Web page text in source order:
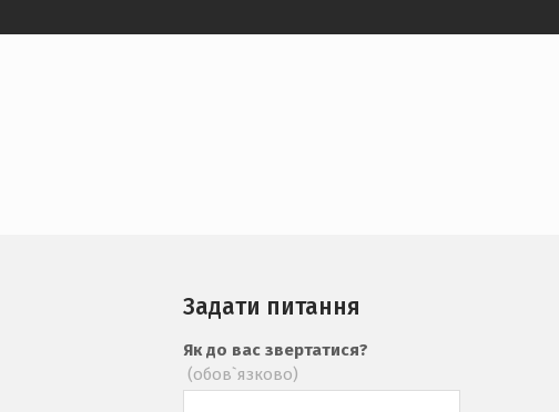
Задати питання
Як до вас звертатися?
(обов`язково)